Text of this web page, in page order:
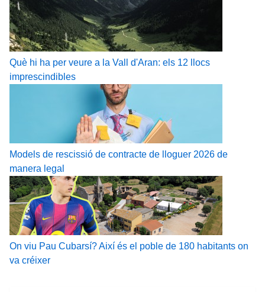
Què hi ha per veure a la Vall d'Aran: els 12 llocs
imprescindibles
Models de rescissió de contracte de lloguer 2026 de
manera legal
On viu Pau Cubarsí? Així és el poble de 180 habitants on
va créixer